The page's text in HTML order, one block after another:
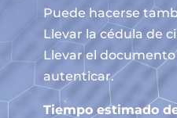
Puede hacerse
Llevar la cédula de
Llevar el documento
autenticar.
Tiempo estimado